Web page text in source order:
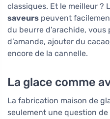
classiques. Et le meilleur ?
saveurs peuvent
du beurre d’arachide,
d’amande, ajouter du
encore de la cannelle.
La glace comme
La fabrication maison de
seulement une question